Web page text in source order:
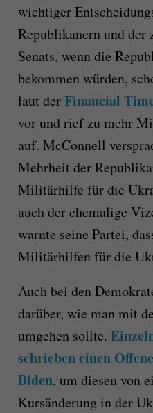
wichtiger
Republikanern und der
Senats, wenn die
bekommen würden,
laut derFinancial
vor und rief zu mehr
auf. McConnell
Mehrheit der
Militärhilfe für die
auch der ehemalige
warnte seine Partei,
Militärhilfen für die
Auch bei den
darüber, wie man mit
umgehen sollte.
schrieben einen
Biden, um diesen von
Kursänderung in der